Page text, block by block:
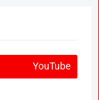
YouTube